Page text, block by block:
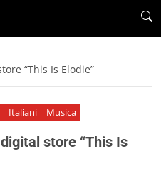
“This Is Elodie”
Italiani Musica
store “This Is